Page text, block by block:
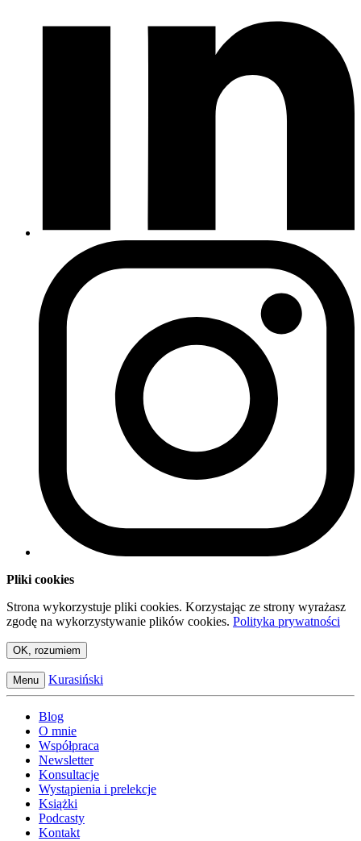
Pliki cookies
Strona wykorzystuje pliki cookies. Korzystając ze strony wyrażasz
zgodę na wykorzystywanie plików cookies. Polityka prywatności
OK, rozumiem
Menu Kurasiński
Blog
O mnie
Współpraca
Newsletter
Konsultacje
Wystąpienia i prelekcje
Książki
Podcasty
Kontakt